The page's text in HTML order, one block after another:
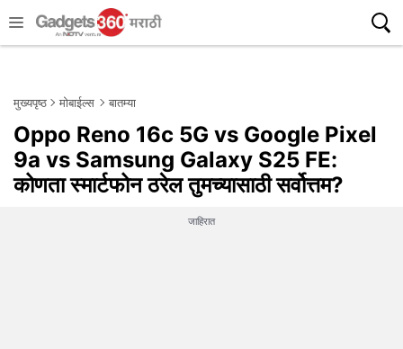
मुख्यपृष्ठ मोबाईल्स बातम्या
Oppo Reno 16c 5G vs Google Pixel
9a vs Samsung Galaxy S25 FE:
कोणता स्मार्टफोन ठरेल तुमच्यासाठी सर्वोत्तम?
जाहिरात